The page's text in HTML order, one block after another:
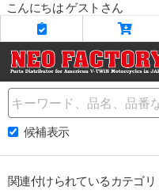
こんにちは ゲストさん
Name
候補表示
関連付けられているカテゴ